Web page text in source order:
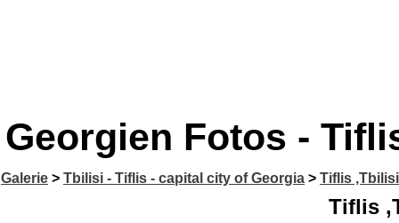
Georgien Fotos -
Galerie > Tbilisi - Tiflis - capital city of Georgia > Tiflis
Tiflis